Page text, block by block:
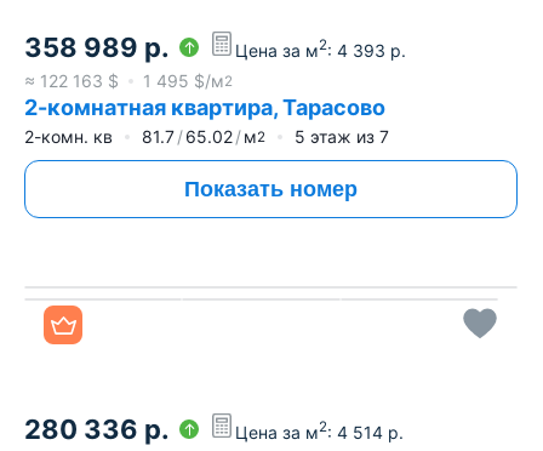
358 989 р. Цена за м2: 4 393 р.
≈ 122 163 $ 1 495 $/м2
2-комнатная квартира, Тарасово
2-комн. кв 81.7 65.02 м2 5 этаж из 7
Показать номер
Все фото
280 336 р. Цена за м2: 4 514 р.